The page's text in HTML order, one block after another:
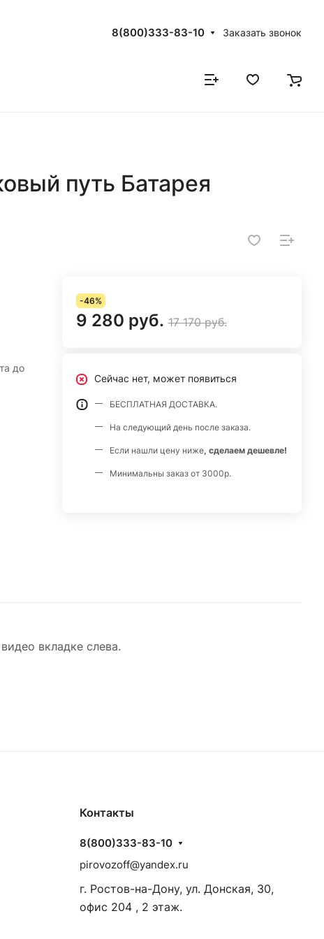
8(800)333-83-10 Заказать звонок
путь Батарея
до
-46%
9 280 руб. 17 170 руб.
Сейчас нет, может появиться
БЕСПЛАТНАЯ ДОСТАВКА.
На следующий день после заказа.
Если нашли цену ниже, сделаем дешевле!
Минимальны заказ от 3000р.
вкладке слева.
Контакты
8(800)333-83-10
pirovozoff@yandex.ru
г. Ростов-на-Дону, ул. Донская, 30,
офис 204 , 2 этаж.